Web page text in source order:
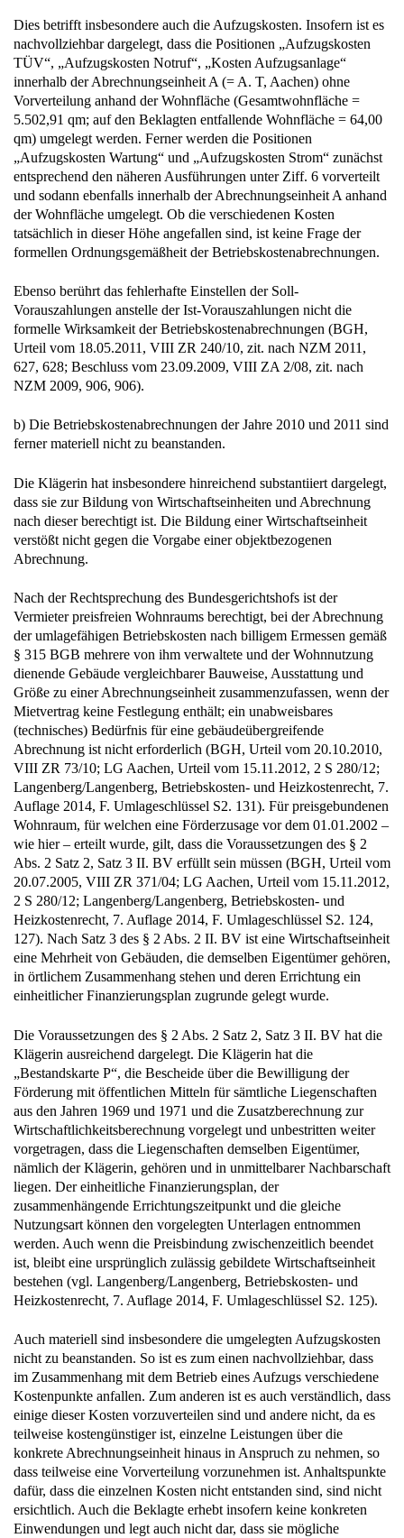
nachvollziehbar dargelegt, dass die Positionen „Aufzugskosten
TÜV“, „Aufzugskosten Notruf“, „Kosten Aufzugsanlage“
innerhalb der Abrechnungseinheit A (= A. T, Aachen) ohne
Vorverteilung anhand der Wohnfläche (Gesamtwohnfläche =
5.502,91 qm; auf den Beklagten entfallende Wohnfläche = 64,00
qm) umgelegt werden. Ferner werden die Positionen
„Aufzugskosten Wartung“ und „Aufzugskosten Strom“ zunächst
entsprechend den näheren Ausführungen unter Ziff. 6 vorverteilt
und sodann ebenfalls innerhalb der Abrechnungseinheit A anhand
der Wohnfläche umgelegt. Ob die verschiedenen Kosten
tatsächlich in dieser Höhe angefallen sind, ist keine Frage der
formellen Ordnungsgemäßheit der Betriebskostenabrechnungen.
Ebenso berührt das fehlerhafte Einstellen der Soll-
Vorauszahlungen anstelle der Ist-Vorauszahlungen nicht die
formelle Wirksamkeit der Betriebskostenabrechnungen (BGH,
Urteil vom 18.05.2011, VIII ZR 240/10, zit. nach NZM 2011,
627, 628; Beschluss vom 23.09.2009, VIII ZA 2/08, zit. nach
NZM 2009, 906, 906).
b) Die Betriebskostenabrechnungen der Jahre 2010 und 2011 sind
ferner materiell nicht zu beanstanden.
dass sie zur Bildung von Wirtschaftseinheiten und Abrechnung
nach dieser berechtigt ist. Die Bildung einer Wirtschaftseinheit
verstößt nicht gegen die Vorgabe einer objektbezogenen
Abrechnung.
Nach der Rechtsprechung des Bundesgerichtshofs ist der
Vermieter preisfreien Wohnraums berechtigt, bei der Abrechnung
der umlagefähigen Betriebskosten nach billigem Ermessen gemäß
§ 315 BGB mehrere von ihm verwaltete und der Wohnnutzung
dienende Gebäude vergleichbarer Bauweise, Ausstattung und
Größe zu einer Abrechnungseinheit zusammenzufassen, wenn der
Mietvertrag keine Festlegung enthält; ein unabweisbares
(technisches) Bedürfnis für eine gebäudeübergreifende
Abrechnung ist nicht erforderlich (BGH, Urteil vom 20.10.2010,
VIII ZR 73/10; LG Aachen, Urteil vom 15.11.2012, 2 S 280/12;
Langenberg/Langenberg, Betriebskosten- und Heizkostenrecht, 7.
Auflage 2014, F. Umlageschlüssel S2. 131). Für preisgebundenen
Wohnraum, für welchen eine Förderzusage vor dem 01.01.2002 –
wie hier – erteilt wurde, gilt, dass die Voraussetzungen des § 2
Abs. 2 Satz 2, Satz 3 II. BV erfüllt sein müssen (BGH, Urteil vom
20.07.2005, VIII ZR 371/04; LG Aachen, Urteil vom 15.11.2012,
2 S 280/12; Langenberg/Langenberg, Betriebskosten- und
Heizkostenrecht, 7. Auflage 2014, F. Umlageschlüssel S2. 124,
127). Nach Satz 3 des § 2 Abs. 2 II. BV ist eine Wirtschaftseinheit
eine Mehrheit von Gebäuden, die demselben Eigentümer gehören,
in örtlichem Zusammenhang stehen und deren Errichtung ein
einheitlicher Finanzierungsplan zugrunde gelegt wurde.
Die Voraussetzungen des § 2 Abs. 2 Satz 2, Satz 3 II. BV hat die
Klägerin ausreichend dargelegt. Die Klägerin hat die
„Bestandskarte P“, die Bescheide über die Bewilligung der
Förderung mit öffentlichen Mitteln für sämtliche Liegenschaften
aus den Jahren 1969 und 1971 und die Zusatzberechnung zur
Wirtschaftlichkeitsberechnung vorgelegt und unbestritten weiter
vorgetragen, dass die Liegenschaften demselben Eigentümer,
nämlich der Klägerin, gehören und in unmittelbarer Nachbarschaft
liegen. Der einheitliche Finanzierungsplan, der
zusammenhängende Errichtungszeitpunkt und die gleiche
Nutzungsart können den vorgelegten Unterlagen entnommen
werden. Auch wenn die Preisbindung zwischenzeitlich beendet
ist, bleibt eine ursprünglich zulässig gebildete Wirtschaftseinheit
bestehen (vgl. Langenberg/Langenberg, Betriebskosten- und
Heizkostenrecht, 7. Auflage 2014, F. Umlageschlüssel S2. 125).
Auch materiell sind insbesondere die umgelegten Aufzugskosten
nicht zu beanstanden. So ist es zum einen nachvollziehbar, dass
im Zusammenhang mit dem Betrieb eines Aufzugs verschiedene
Kostenpunkte anfallen. Zum anderen ist es auch verständlich, dass
einige dieser Kosten vorzuverteilen sind und andere nicht, da es
teilweise kostengünstiger ist, einzelne Leistungen über die
konkrete Abrechnungseinheit hinaus in Anspruch zu nehmen, so
dass teilweise eine Vorverteilung vorzunehmen ist. Anhaltspunkte
dafür, dass die einzelnen Kosten nicht entstanden sind, sind nicht
ersichtlich. Auch die Beklagte erhebt insofern keine konkreten
Einwendungen und legt auch nicht dar, dass sie mögliche
Erkenntnisse durch Einsichtnahme in die Belege gewonnen hat.